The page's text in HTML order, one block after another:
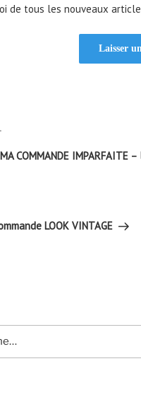
de tous les nouveaux
COMMANDE IMPARFAITE
LOOK VINTAGE